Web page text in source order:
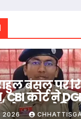
राहुल बंसल पर
कोर्ट ने
को भेजा नोटिस
2026